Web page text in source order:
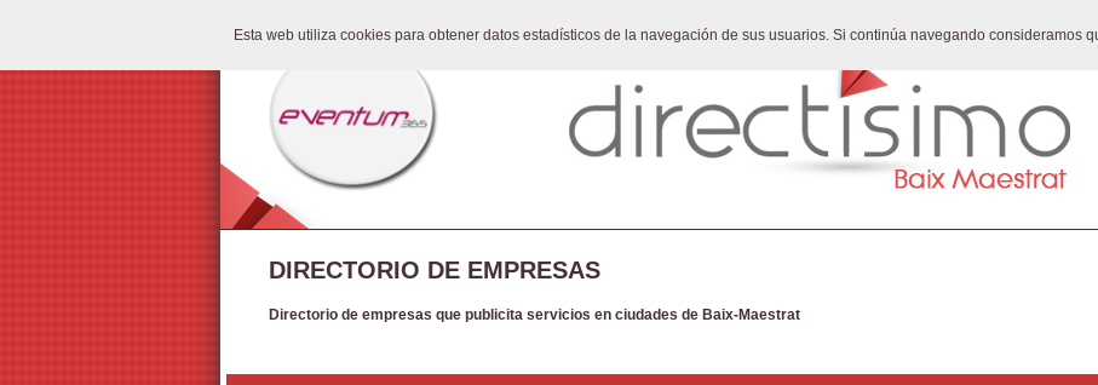
Esta web utiliza cookies para obtener datos estadísticos de la navegación de sus usuarios. Si continúa navegando consideramos
DIRECTORIO DE EMPRESAS
Directorio de empresas que publicita servicios en ciudades de Baix-Maestrat